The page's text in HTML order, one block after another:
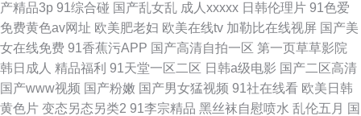
产精品3p 91综合碰 国产乱女乱 成人xxxxx 日韩伦理片 91色爱
免费黄色av网址 欧美肥老妇 欧美在线tv 加勒比在线视屏 国产美
女在线免费 91香蕉污APP 国产高清自拍一区 第一页草草影院
韩日成人 精品福利 91天堂一区二区 日韩a级电影 国产二区高清
国产www视频 国产粉嫩 国产男女猛视频 91社在线看 欧美日韩
黄色片 变态另态另类2 91李宗精品 黑丝袜自慰喷水 乱伦五月 国